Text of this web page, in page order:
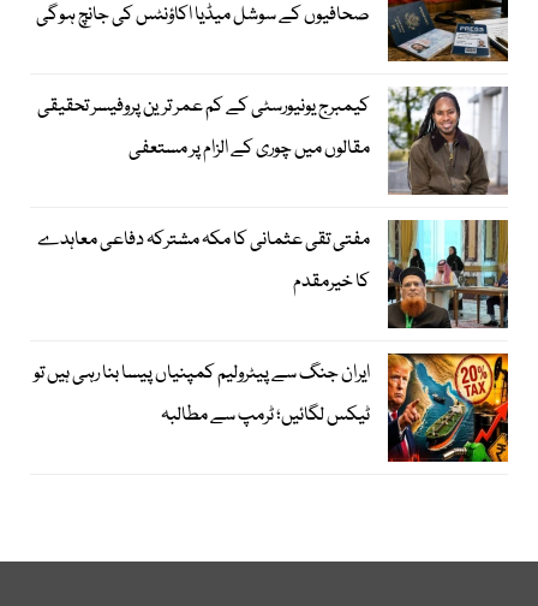
صحافیوں کے سوشل میڈیا اکاؤنٹس کی جانچ ہوگی
کیمبرج یونیورسٹی کے کم عمر ترین پروفیسر تحقیقی
مقالوں میں چوری کے الزام پر مستعفی
مفتی تقی عثمانی کا مکہ مشترکہ دفاعی معاہدے
کا خیرمقدم
ایران جنگ سے پیٹرولیم کمپنیاں پیسا بنا رہی ہیں تو
ٹیکس لگائیں؛ ٹرمپ سے مطالبہ